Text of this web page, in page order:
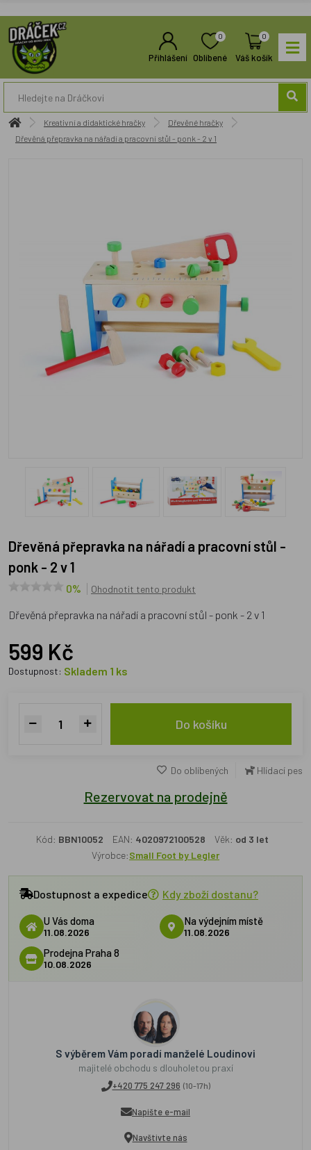
Přihlášení
0
Oblíbené
0
Váš košík
Kreativní a didaktické hračky
Dřevěné hračky
Dřevěná přepravka na nářadí a pracovní stůl - ponk - 2 v 1
Dřevěná přepravka na nářadí a pracovní stůl -
ponk - 2 v 1
0% Ohodnotit tento produkt
Dřevěná přepravka na nářadí a pracovní stůl - ponk - 2 v 1
599 Kč
Dostupnost: Skladem 1 ks
Do košíku
Do oblíbených Hlídací pes
Rezervovat na prodejně
Kód: BBN10052 EAN: 4020972100528 Věk: od 3 let
Výrobce:Small Foot by Legler
Dostupnost a expedice Kdy zboží dostanu?
U Vás doma
11.08.2026
Na výdejním místě
11.08.2026
Prodejna Praha 8
10.08.2026
S výběrem Vám poradí manželé Loudínovi
majitelé obchodu s dlouholetou praxí
+420 775 247 296 (10-17h)
Napište e-mail
Navštivte nás